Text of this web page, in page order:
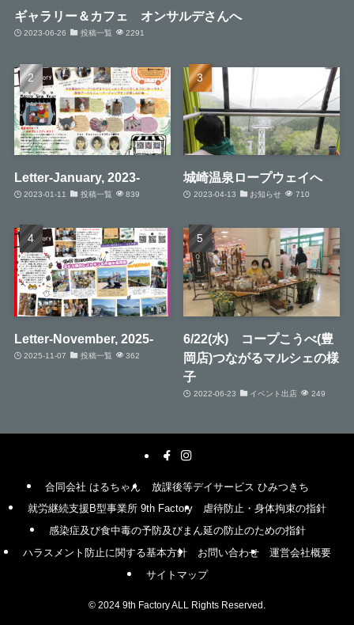
ギャラリー＆カフェ オンサルデさんへ
2023-06-26 投稿一覧 2291
Letter-January, 2023-
2023-01-11 投稿一覧 839
城崎温泉ロープウェイへ
2023-04-13 お知らせ 710
Letter-November, 2025-
2025-11-07 投稿一覧 362
6/22(水) コープこうべ(豊
岡店)つながるマルシェの様
子
2022-06-23 イベント出店 249
合同会社 はるちゃん
放課後等デイサービス ひみつきち
就労継続支援B型事業所 9th Factory
虐待防止・身体拘束の指針
感染症及び食中毒の予防及びまん延の防止のための指針
ハラスメント防止に関する基本方針
お問い合わせ
運営会社概要
サイトマップ
© 2024 9th Factory ALL Rights Reserved.